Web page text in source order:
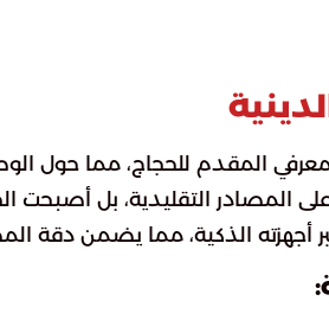
المقدم للحجاج، مما حول
المصادر التقليدية، بل أصبحت
أجهزته الذكية، مما يضمن دقة